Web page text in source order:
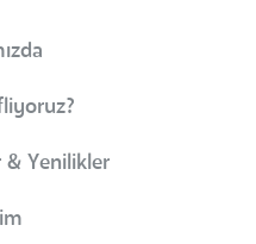
& Yenilikler